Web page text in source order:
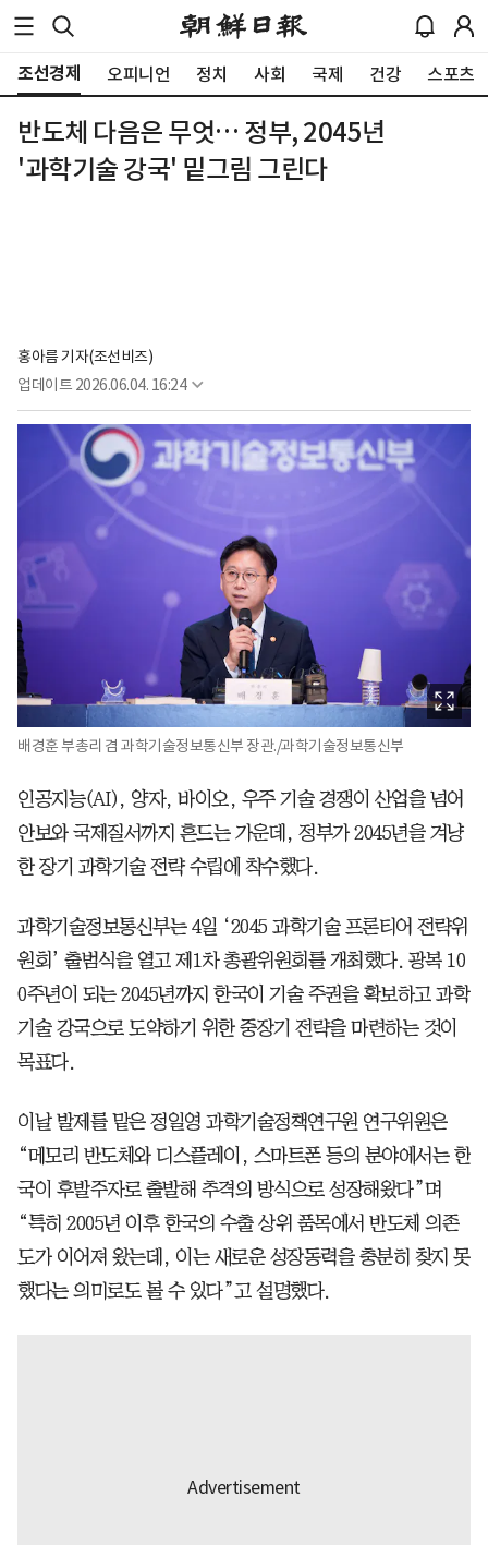
조선경제 오피니언 정치 사회 국제 건강 스포츠
반도체 다음은 무엇… 정부, 2045년
'과학기술 강국' 밑그림 그린다
홍아름 기자(조선비즈)
업데이트 2026.06.04. 16:24
배경훈 부총리 겸 과학기술정보통신부 장관./과학기술정보통신부
인공지능(AI), 양자, 바이오, 우주 기술 경쟁이 산업을 넘어
안보와 국제질서까지 흔드는 가운데, 정부가 2045년을 겨냥
한 장기 과학기술 전략 수립에 착수했다.
과학기술정보통신부는 4일 ‘2045 과학기술 프론티어 전략위
원회’ 출범식을 열고 제1차 총괄위원회를 개최했다. 광복 10
0주년이 되는 2045년까지 한국이 기술 주권을 확보하고 과학
기술 강국으로 도약하기 위한 중장기 전략을 마련하는 것이
목표다.
이날 발제를 맡은 정일영 과학기술정책연구원 연구위원은
“메모리 반도체와 디스플레이, 스마트폰 등의 분야에서는 한
국이 후발주자로 출발해 추격의 방식으로 성장해왔다”며
“특히 2005년 이후 한국의 수출 상위 품목에서 반도체 의존
도가 이어져 왔는데, 이는 새로운 성장동력을 충분히 찾지 못
했다는 의미로도 볼 수 있다”고 설명했다.